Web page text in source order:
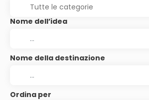
Nome dell’idea
Nome della destinazione
Ordina per